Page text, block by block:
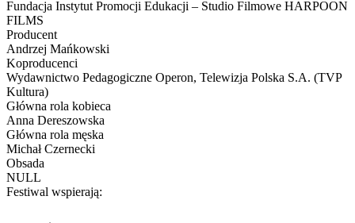
Fundacja Instytut Promocji Edukacji – Studio Filmowe HARPOON
FILMS
Producent
Andrzej Mańkowski
Koproducenci
Wydawnictwo Pedagogiczne Operon, Telewizja Polska S.A. (TVP
Kultura)
Główna rola kobieca
Anna Dereszowska
Główna rola męska
Michał Czernecki
Obsada
NULL
Festiwal wspierają: